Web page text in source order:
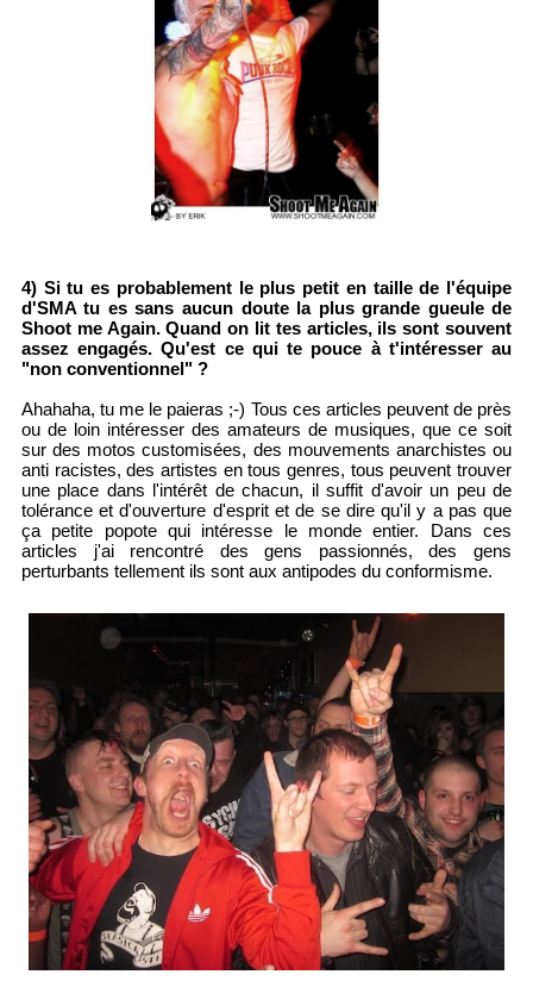
4) Si tu es probablement le plus petit en taille de l'équipe
d'SMA tu es sans aucun doute la plus grande gueule de
Shoot me Again. Quand on lit tes articles, ils sont souvent
assez engagés. Qu'est ce qui te pouce à t'intéresser au
"non conventionnel" ?
Ahahaha, tu me le paieras ;-) Tous ces articles peuvent de près
ou de loin intéresser des amateurs de musiques, que ce soit
sur des motos customisées, des mouvements anarchistes ou
anti racistes, des artistes en tous genres, tous peuvent trouver
une place dans l'intérêt de chacun, il suffit d'avoir un peu de
tolérance et d'ouverture d'esprit et de se dire qu'il y a pas que
ça petite popote qui intéresse le monde entier. Dans ces
articles j'ai rencontré des gens passionnés, des gens
perturbants tellement ils sont aux antipodes du conformisme.